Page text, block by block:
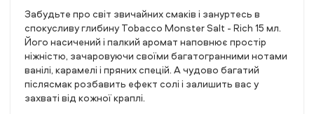
Забудьте про світ звичайних смаків і зануртесь в
спокусливу глибину Tobacco Monster Salt - Rich 15 мл.
Його насичений і палкий аромат наповнює простір
ніжністю, зачаровуючи своїми багатогранними нотами
ванілі, карамелі і пряних спецій. А чудово багатий
післясмак розбавить ефект солі і залишить вас у
захваті від кожної краплі.